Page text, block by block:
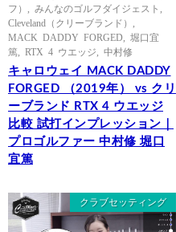
フ）
みんなのゴルフダイジェスト
Cleveland（クリーブランド）
MACK DADDY FORGED
堀口宜
篤
RTX 4 ウエッジ 中村修
キャロウェイ MACK DADDY
FORGED （2019年） vs クリ
ーブランド RTX 4 ウエッジ
比較 試打インプレッション｜
プロゴルファー 中村修 堀口
宜篤
クラブセッティング